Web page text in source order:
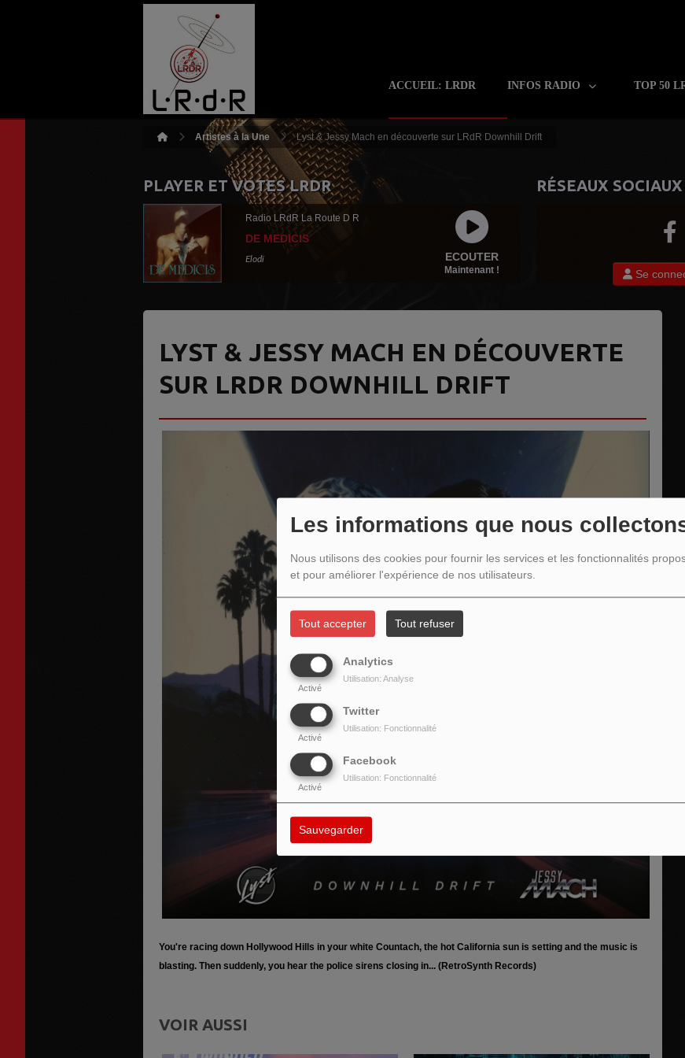
Les informations que nous
Nous utilisons des cookies pour fournir les services et les fonctionnalités
et pour améliorer l'expérience de nos utilisateurs.
Tout accepter Tout refuser
Analytics
Activé
Utilisation: Analyse
Twitter
Activé
Utilisation: Fonctionnalité
Facebook
Activé
Utilisation: Fonctionnalité
Sauvegarder
ACCUEIL: LRDR INFOS RADIO TOP 50
Artistes à la Une Lyst & Jessy Mach en découverte sur LRdR Downhill Drift
PLAYER ET VOTES LRDR
ECOUTER
Maintenant !
Radio LRdR La Route D R
DE MEDICIS
Elodï
RÉSEAUX SOCIAUX
Se
LYST & JESSY MACH EN DÉCOUVERTE
SUR LRDR DOWNHILL DRIFT
You're racing down Hollywood Hills in your white Countach, the hot California sun is setting and the music is
blasting. Then suddenly, you hear the police sirens closing in... (RetroSynth Records)
VOIR AUSSI
DISCO MANI
VINYLES...
D Le Max (Hervé M)